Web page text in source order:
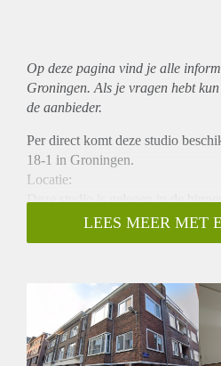
Op deze pagina vind je alle
Groningen. Als je vragen hebt
de aanbieder.
Per direct komt deze studio
18-1 in Groningen.
Locatie:
Deze studio is gelegen in de
directe omgeving vind zich onder
Verder ligt het station van
Bij binnenkomst stap je direct de
die is ingedeeld met een woon- en
keuken. De keuken is voorzien
afzuigkap en combi oven-
LEES MEER MET